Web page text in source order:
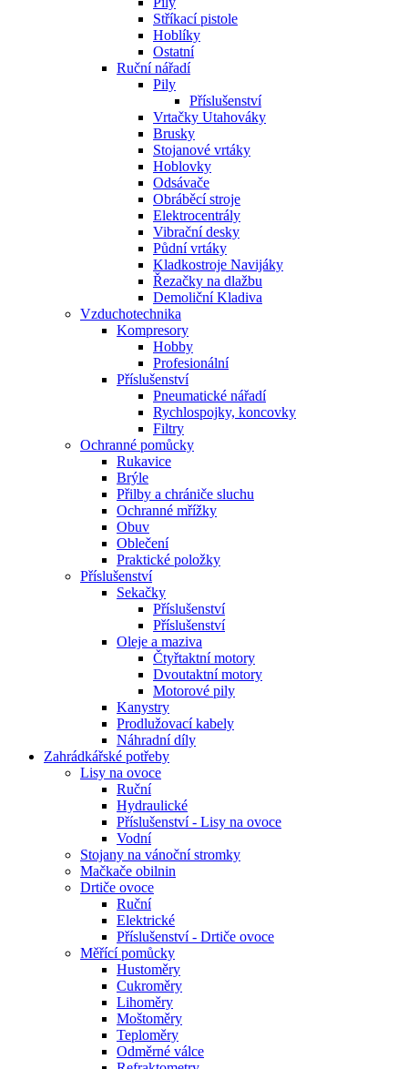
Stříkací pistole
Hoblíky
Ostatní
Ruční nářadí
Pily
Příslušenství
Vrtačky Utahováky
Brusky
Stojanové vrtáky
Hoblovky
Odsávače
Obráběcí stroje
Elektrocentrály
Vibrační desky
Půdní vrtáky
Kladkostroje Navijáky
Řezačky na dlažbu
Demoliční Kladiva
Vzduchotechnika
Kompresory
Hobby
Profesionální
Příslušenství
Pneumatické nářadí
Rychlospojky, koncovky
Filtry
Ochranné pomůcky
Rukavice
Brýle
Přilby a chrániče sluchu
Ochranné mřížky
Obuv
Oblečení
Praktické položky
Příslušenství
Sekačky
Příslušenství
Příslušenství
Oleje a maziva
Čtyřtaktní motory
Dvoutaktní motory
Motorové pily
Kanystry
Prodlužovací kabely
Náhradní díly
Zahrádkářské potřeby
Lisy na ovoce
Ruční
Hydraulické
Příslušenství - Lisy na ovoce
Vodní
Stojany na vánoční stromky
Mačkače obilnin
Drtiče ovoce
Ruční
Elektrické
Příslušenství - Drtiče ovoce
Měřící pomůcky
Hustoměry
Cukroměry
Lihoměry
Moštoměry
Teploměry
Odměrné válce